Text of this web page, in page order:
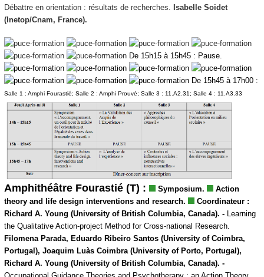
Débattre en orientation : résultats de recherches. Isabelle Soidet
(Inetop/Cnam, France).
De 15h15 à 15h45 : Pause.
De 15h45 à 17h00 :
Salle 1 : Amphi Fourastié; Salle 2 : Amphi Prouvé; Salle 3 : 11.A2.31; Salle 4 : 11.A3.33
Amphithéâtre Fourastié (T) : Symposium.
Action
theory and life design interventions and research.
Coordinateur :
Richard A. Young (University of British Columbia, Canada). - Learning
the Qualitative Action-project Method for Cross-national Research.
Filomena Parada, Eduardo Ribeiro Santos (University of Coimbra,
Portugal), Joaquim Luàs Coimbra (University of Porto, Portugal),
Richard A. Young (University of British Columbia, Canada). -